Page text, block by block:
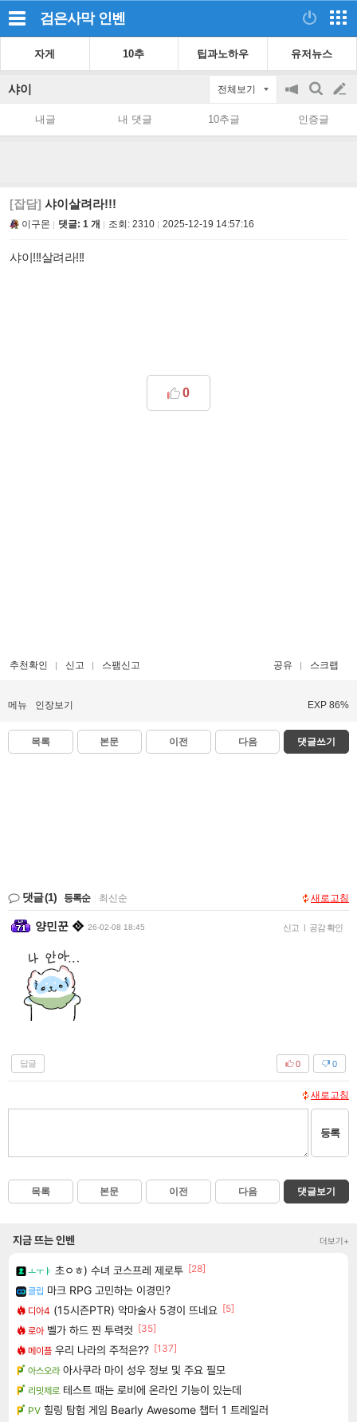
검은사막 인벤
자게 10추 팁과노하우 유저뉴스
샤이 전체보기
공
on/off
검
색
글
쓰
내글 내 댓글 10추글 인증글
[잡담] 샤이살려라!!!
이구몬 댓글: 1 개 조회: 2310 2025-12-19 14:57:16
샤이!!!살려라!!!
0
추천확인 신고 스팸신고 공유 스크랩
메뉴 인장보기 EXP 86%
목록 본문 이전 다음 댓글쓰기
댓글(1) 등록순 최신순 새로고침
양민꾼 26-02-08 18:45 신고 | 공감 확인
답글 0
0
새로고침
등록
목록 본문 이전 다음 댓글보기
지금 뜨는 인벤 더보기+
ㅗㅜㅑ 초ㅇㅎ) 수녀 코스프레 제로투 [28]
클립 마크 RPG 고민하는 이경민?
디아4 (15시즌PTR) 악마술사 5경이 뜨네요 [5]
로아 벨가 하드 찐 투력컷 [35]
메이플 우리 나라의 주적은?? [137]
아스오라 아사쿠라 마이 성우 정보 및 주요 필모
리밋제로 테스트 때는 로비에 온라인 기능이 있는데
PV 힐링 탐험 게임 Bearly Awesome 챕터 1 트레일러